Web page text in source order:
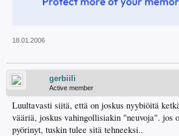
18.01.2006
gerbiili
Active member
Luultavasti siitä, että on joskus nyybiöitä
vääriä, joskus vahingollisiakin "neuvoja". jos
pyörinyt, tuskin tulee sitä tehneeksi..